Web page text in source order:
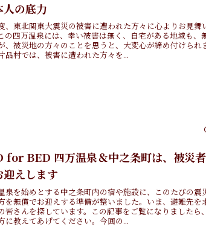
人の底力
、東北関東大震災の被害に遭われた方々に心よりお見舞
の四万温泉には、幸い被害は無く、自宅がある地域も、
、被災地の方々のことを思うと、大変心が締め付けられ
品村では、被害に遭われた方々を...
for BED 四万温泉＆中之条町は、被災
迎えします
泉を始めとする中之条町内の宿や施設に、このたびの震
を無償でお迎えする準備が整いました。いま、避難先を
皆さんを探しています。この記事をご覧になりましたら
に教えてあげてください。今回の...